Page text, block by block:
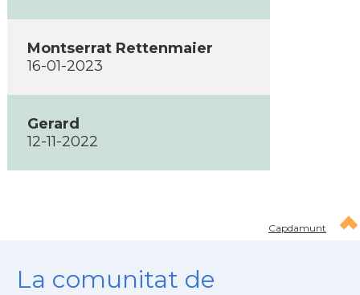
Montserrat Rettenmaier
16-01-2023
Gerard
12-11-2022
Capdamunt
La comunitat de